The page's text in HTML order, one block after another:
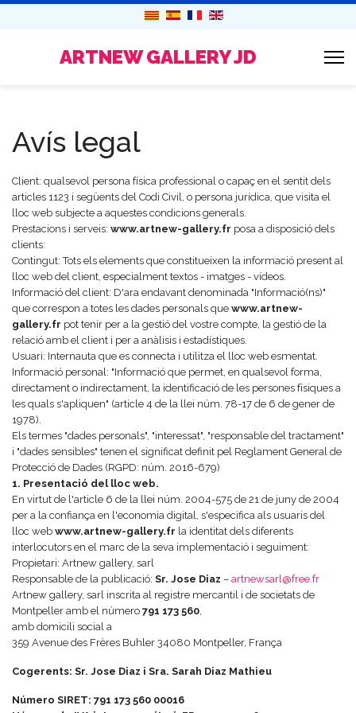
ARTNEW GALLERY JD
Avís legal
Client: qualsevol persona física professional o capaç en el sentit dels
articles 1123 i següents del Codi Civil, o persona jurídica, que visita el
lloc web subjecte a aquestes condicions generals.
Prestacions i serveis: www.artnew-gallery.fr posa a disposició dels
clients:
Contingut: Tots els elements que constitueixen la informació present al
lloc web del client, especialment textos - imatges - vídeos.
Informació del client: D'ara endavant denominada "Informació(ns)"
que correspon a totes les dades personals que www.artnew-
gallery.fr pot tenir per a la gestió del vostre compte, la gestió de la
relació amb el client i per a anàlisis i estadístiques.
Usuari: Internauta que es connecta i utilitza el lloc web esmentat.
Informació personal: "Informació que permet, en qualsevol forma,
directament o indirectament, la identificació de les persones físiques a
les quals s'apliquen" (article 4 de la llei núm. 78-17 de 6 de gener de
1978).
Els termes "dades personals", "interessat", "responsable del tractament"
i "dades sensibles" tenen el significat definit pel Reglament General de
Protecció de Dades (RGPD: núm. 2016-679)
1. Presentació del lloc web.
En virtut de l'article 6 de la llei núm. 2004-575 de 21 de juny de 2004
per a la confiança en l'economia digital, s'especifica als usuaris del
lloc web www.artnew-gallery.fr la identitat dels diferents
interlocutors en el marc de la seva implementació i seguiment:
Propietari: Artnew gallery, sarl
Responsable de la publicació: Sr. Jose Diaz – artnewsarl@free.fr
Artnew gallery, sarl inscrita al registre mercantil i de societats de
Montpeller amb el número 791 173 560,
amb domicili social a
359 Avenue des Frères Buhler 34080 Montpeller, França
Cogerents: Sr. Jose Diaz i Sra. Sarah Diaz Mathieu
Número SIRET: 791 173 560 00016